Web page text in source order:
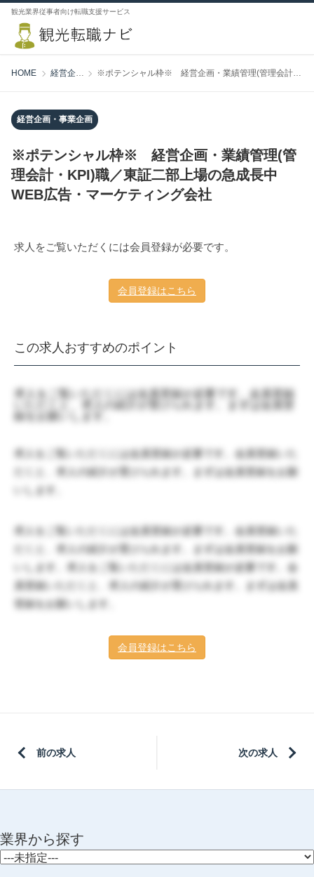
観光業界従事者向け転職支援サービス
HOME 経営企画・事業企画 ※ポテンシャル枠※ 経営企画・業績管理(管理会計・KPI)職／東証二部上場の急成長中WEB広告・マーケティング会社
経営企画・事業企画
※ポテンシャル枠※ 経営企画・業績管理(管
理会計・KPI)職／東証二部上場の急成長中
WEB広告・マーケティング会社
求人をご覧いただくには会員登録が必要です。
会員登録はこちら
この求人おすすめのポイント
求人をご覧いただくには会員登録が必要です。会員登録
録をお願いします。
求人をご覧いただくには会員登録が必要です。会員登録いた
だくと、求人の紹介が受けられます。まずは会員登録をお願
いします。
求人をご覧いただくには会員登録が必要です。会員登録いた
だくと、求人の紹介が受けられます。まずは会員登録をお願
いします。求人をご覧いただくには会員登録が必要です。会
員登録いただくと、求人の紹介が受けられます。まずは会員
登録をお願いします。
会員登録はこちら
前の求人 次の求人
業界から探す